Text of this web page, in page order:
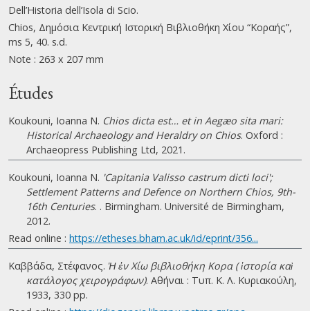
Dell’Historia dell’Isola di Scio.
Chios, Δημόσια Κεντρική Ιστορική Βιβλιοθήκη Χίου “Κοραής”,
ms 5, 40. s.d.
Note : 263 x 207 mm
Études
Koukouni, Ioanna N. Chios dicta est… et in Aegæo sita mari:
Historical Archaeology and Heraldry on Chios. Oxford :
Archaeopress Publishing Ltd, 2021.
Koukouni, Ioanna N. 'Capitania Valisso castrum dicti loci';
Settlement Patterns and Defence on Northern Chios, 9th-
16th Centuries. . Birmingham. Université de Birmingham,
2012.
Read online : https://etheses.bham.ac.uk/id/eprint/356...
Καββάδα, Στέφανος. Ἡ ἐν Χίω βιβλιοθήκη Κορα ( ἱστορία καὶ
κατάλογος χειρογράφων). Αθήναι : Τυπ. Κ. Λ. Κυριακούλη,
1933, 330 pp.